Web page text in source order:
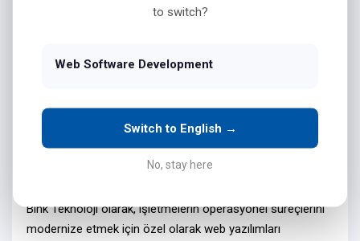
İşletmenizin Masaüstü
Taşıyın
Bink Teknoloji olarak, işletmelerin operasyonel süreçlerini
modernize etmek için özel olarak web yazılımları
to switch?
Web Software Development
Switch to English →
No, stay here